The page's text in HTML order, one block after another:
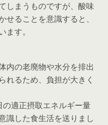
しまうものですが、酸味
ることを意識すると、
す。
内の老廃物や水分を排出
れるため、負担が大きく
適正摂取エネルギー量
識した食生活を送りまし